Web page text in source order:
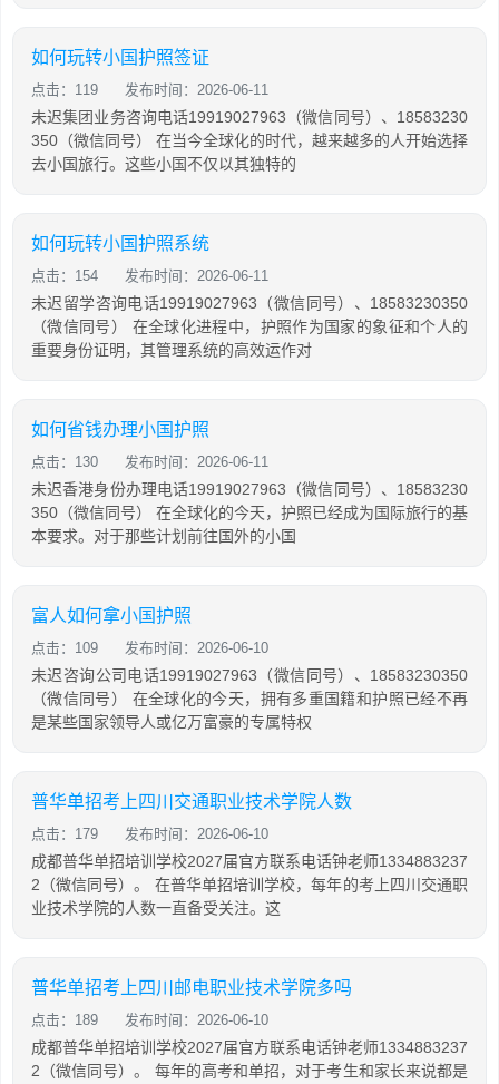
如何玩转小国护照签证
点击：119 发布时间：2026-06-11
未迟集团业务咨询电话19919027963（微信同号）、18583230
350（微信同号） 在当今全球化的时代，越来越多的人开始选择
去小国旅行。这些小国不仅以其独特的
如何玩转小国护照系统
点击：154 发布时间：2026-06-11
未迟留学咨询电话19919027963（微信同号）、18583230350
（微信同号） 在全球化进程中，护照作为国家的象征和个人的
重要身份证明，其管理系统的高效运作对
如何省钱办理小国护照
点击：130 发布时间：2026-06-11
未迟香港身份办理电话19919027963（微信同号）、18583230
350（微信同号） 在全球化的今天，护照已经成为国际旅行的基
本要求。对于那些计划前往国外的小国
富人如何拿小国护照
点击：109 发布时间：2026-06-10
未迟咨询公司电话19919027963（微信同号）、18583230350
（微信同号） 在全球化的今天，拥有多重国籍和护照已经不再
是某些国家领导人或亿万富豪的专属特权
普华单招考上四川交通职业技术学院人数
点击：179 发布时间：2026-06-10
成都普华单招培训学校2027届官方联系电话钟老师1334883237
2（微信同号）。 在普华单招培训学校，每年的考上四川交通职
业技术学院的人数一直备受关注。这
普华单招考上四川邮电职业技术学院多吗
点击：189 发布时间：2026-06-10
成都普华单招培训学校2027届官方联系电话钟老师1334883237
2（微信同号）。 每年的高考和单招，对于考生和家长来说都是